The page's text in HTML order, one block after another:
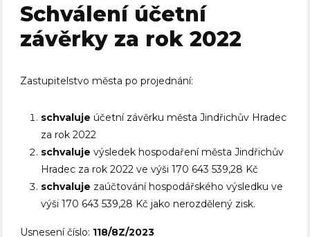
Schválení účetní
závěrky za rok 2022
Zastupitelstvo města po projednání:
schvaluje účetní závěrku města Jindřichův Hradec
za rok 2022
schvalujevýsledek hospodaření města Jindřichův
Hradec za rok 2022 ve výši 170 643 539,28 Kč
schvaluje zaúčtování hospodářského výsledku ve
výši 170 643 539,28 Kč jako nerozdělený zisk.
Usnesení číslo: 118/8Z/2023